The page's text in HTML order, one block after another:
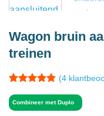
Wagon bruin
treinen
5op 5
gebaseerd
(4
Combineer met Duplo